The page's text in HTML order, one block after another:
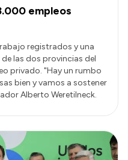
empleos
registrados y una
de las dos provincias del
privado. "Hay un rumbo
bien y vamos a sostener
Alberto Weretilneck.